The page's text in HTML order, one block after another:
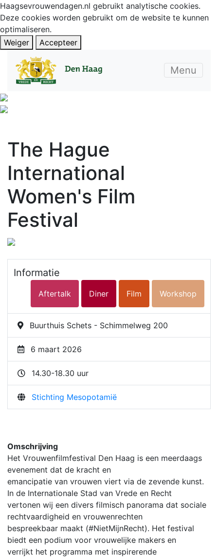
Haagsevrouwendagen.nl gebruikt analytische cookies.
Deze cookies worden gebruikt om de website te kunnen
optimaliseren.
Weiger
Accepteer
Menu
The Hague
International
Women's Film
Festival
Informatie
Aftertalk Diner Film Workshop
Buurthuis Schets - Schimmelweg 200
6 maart 2026
14.30-18.30 uur
Stichting Mesopotamië
Omschrijving
Het Vrouwenfilmfestival Den Haag is een meerdaags
evenement dat de kracht en
emancipatie van vrouwen viert via de zevende kunst.
In de Internationale Stad van Vrede en Recht
vertonen wij een divers filmisch panorama dat sociale
rechtvaardigheid en vrouwenrechten
bespreekbaar maakt (#NietMijnRecht). Het festival
biedt een podium voor vrouwelijke makers en
verrijkt het programma met inspirerende